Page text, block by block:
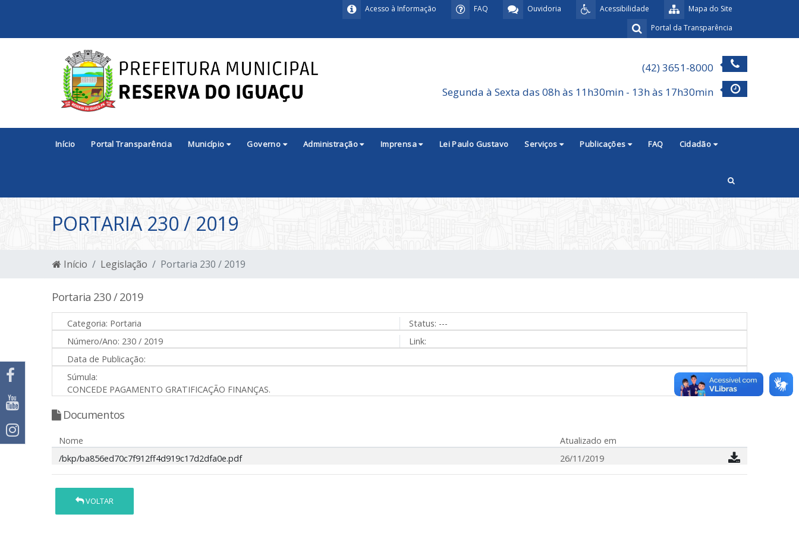
Mapa do Site
Acessibilidade
Ouvidoria
FAQ
Acesso à Informação
Portal da Transparência
(42) 3651-8000
Segunda à Sexta das 08h às 11h30min - 13h às 17h30min
Início Portal Transparência Município Governo Administração Imprensa Lei Paulo Gustavo Serviços Publicações FAQ Cidadão
PORTARIA 230 / 2019
Início Legislação Portaria 230 / 2019
Portaria 230 / 2019
Categoria: Portaria Status: ---
Número/Ano: 230 / 2019
Link:
Data de Publicação:
Súmula:
CONCEDE PAGAMENTO GRATIFICAÇÃO FINANÇAS.
Documentos
Nome
Atualizado em
/bkp/ba856ed70c7f912ff4d919c17d2dfa0e.pdf
26/11/2019
VOLTAR